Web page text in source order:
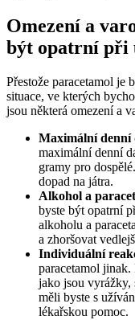
Omezení a
být opatrní při
Přestože paracetamol je
situace, ve kterých
jsou některá omezení a
Maximální denní
maximální denní
gramy pro
dopad na játra.
Alkohol a
byste být opatrní
alkoholu a
a zhoršovat
Individuální
paracetamol
jako jsou vyrážky,
měli byste s
lékařskou pomoc.